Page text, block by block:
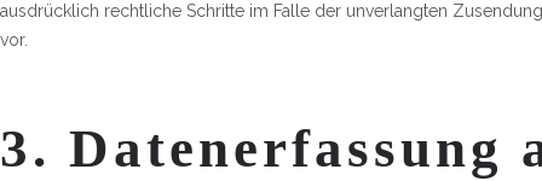
ausdrücklich rechtliche Schritte im Falle der unverlangten
vor.
3. Datenerfassung